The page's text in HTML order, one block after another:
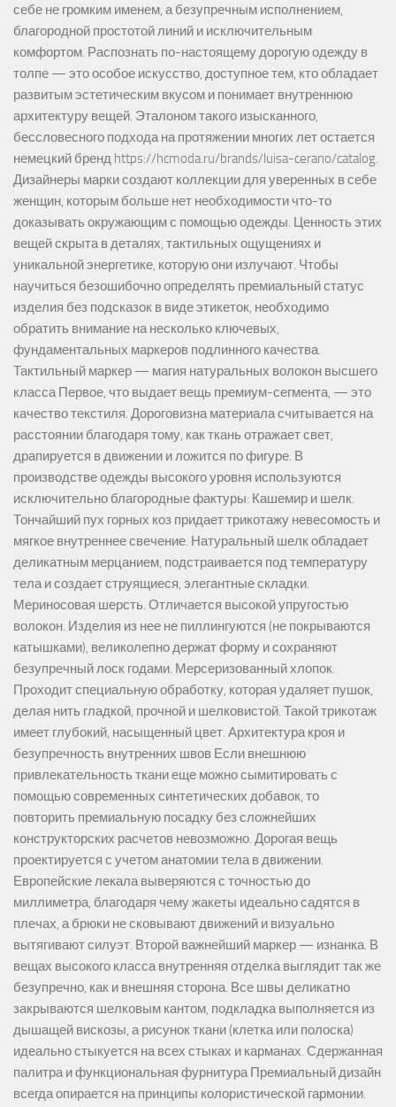
себе не громким именем, а безупречным исполнением,
благородной простотой линий и исключительным
комфортом. Распознать по-настоящему дорогую одежду в
толпе — это особое искусство, доступное тем, кто обладает
развитым эстетическим вкусом и понимает внутреннюю
архитектуру вещей. Эталоном такого изысканного,
бессловесного подхода на протяжении многих лет остается
немецкий бренд https://hcmoda.ru/brands/luisa-cerano/catalog.
Дизайнеры марки создают коллекции для уверенных в себе
женщин, которым больше нет необходимости что-то
доказывать окружающим с помощью одежды. Ценность этих
вещей скрыта в деталях, тактильных ощущениях и
уникальной энергетике, которую они излучают. Чтобы
научиться безошибочно определять премиальный статус
изделия без подсказок в виде этикеток, необходимо
обратить внимание на несколько ключевых,
фундаментальных маркеров подлинного качества.
Тактильный маркер — магия натуральных волокон высшего
класса Первое, что выдает вещь премиум-сегмента, — это
качество текстиля. Дороговизна материала считывается на
расстоянии благодаря тому, как ткань отражает свет,
драпируется в движении и ложится по фигуре. В
производстве одежды высокого уровня используются
исключительно благородные фактуры: Кашемир и шелк.
Тончайший пух горных коз придает трикотажу невесомость и
мягкое внутреннее свечение. Натуральный шелк обладает
деликатным мерцанием, подстраивается под температуру
тела и создает струящиеся, элегантные складки.
Мериносовая шерсть. Отличается высокой упругостью
волокон. Изделия из нее не пиллингуются (не покрываются
катышками), великолепно держат форму и сохраняют
безупречный лоск годами. Мерсеризованный хлопок.
Проходит специальную обработку, которая удаляет пушок,
делая нить гладкой, прочной и шелковистой. Такой трикотаж
имеет глубокий, насыщенный цвет. Архитектура кроя и
безупречность внутренних швов Если внешнюю
привлекательность ткани еще можно сымитировать с
помощью современных синтетических добавок, то
повторить премиальную посадку без сложнейших
конструкторских расчетов невозможно. Дорогая вещь
проектируется с учетом анатомии тела в движении.
Европейские лекала выверяются с точностью до
миллиметра, благодаря чему жакеты идеально садятся в
плечах, а брюки не сковывают движений и визуально
вытягивают силуэт. Второй важнейший маркер — изнанка. В
вещах высокого класса внутренняя отделка выглядит так же
безупречно, как и внешняя сторона. Все швы деликатно
закрываются шелковым кантом, подкладка выполняется из
дышащей вискозы, а рисунок ткани (клетка или полоска)
идеально стыкуется на всех стыках и карманах. Сдержанная
палитра и функциональная фурнитура Премиальный дизайн
всегда опирается на принципы колористической гармонии.